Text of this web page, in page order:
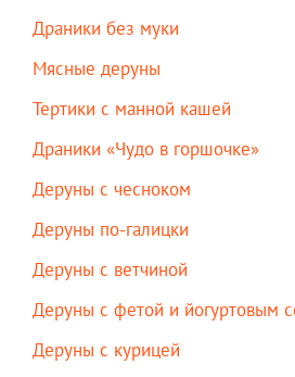
Драники без муки
Мясные деруны
Тертики с манной кашей
Драники «Чудо в горшочке»
Деруны с чесноком
Деруны по-галицки
Деруны с ветчиной
Деруны с фетой и йогуртовым
Деруны с курицей